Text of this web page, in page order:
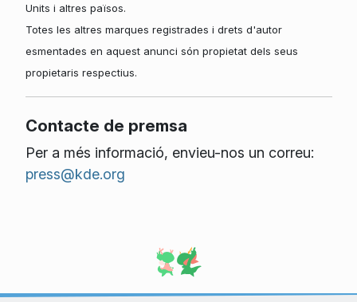
Units i altres països.
Totes les altres marques registrades i drets d'autor
esmentades en aquest anunci són propietat dels seus
propietaris respectius.
Contacte de premsa
Per a més informació, envieu-nos un correu:
press@kde.org